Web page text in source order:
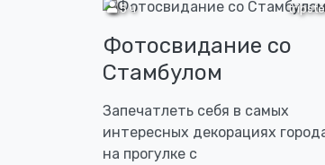
2,5 ч
Фотосвидание со
Стамбулом
Запечатлеть себя в самых
интересных декорациях
на прогулке с